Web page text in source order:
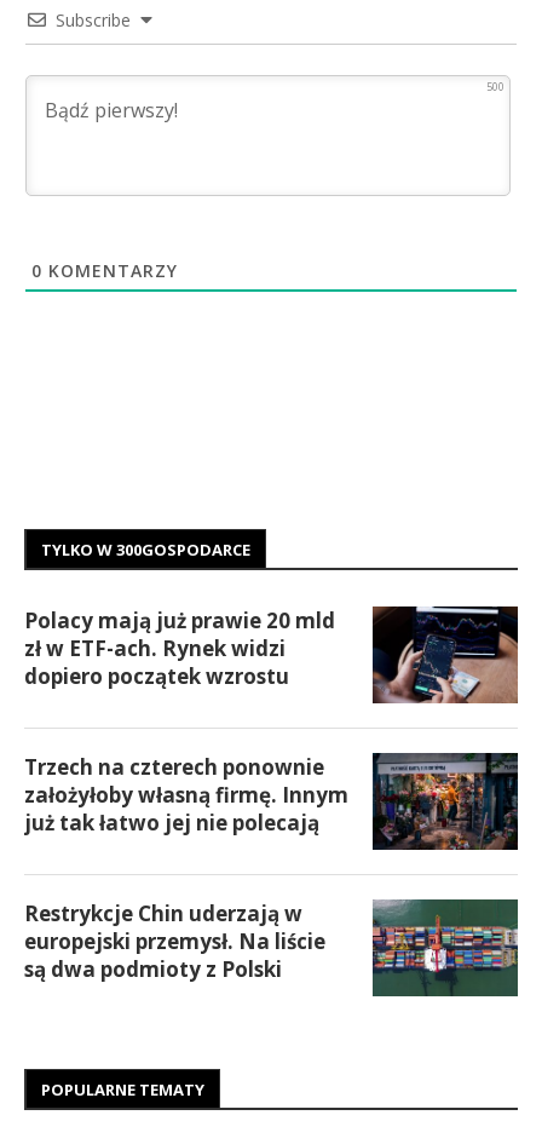
Subscribe
500
0 KOMENTARZY
TYLKO W 300GOSPODARCE
Polacy mają już prawie 20 mld
zł w ETF-ach. Rynek widzi
dopiero początek wzrostu
Trzech na czterech ponownie
założyłoby własną firmę. Innym
już tak łatwo jej nie polecają
Restrykcje Chin uderzają w
europejski przemysł. Na liście
są dwa podmioty z Polski
POPULARNE TEMATY